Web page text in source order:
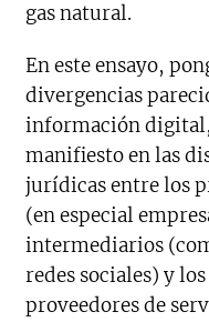
gas natural.
En este ensayo,
divergencias
información digital,
manifiesto en las
jurídicas entre los
(en especial
intermediarios
redes sociales) y
proveedores de